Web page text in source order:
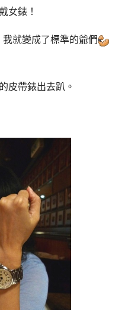
女錶！
就變成了標準的爺們
皮帶錶出去趴。